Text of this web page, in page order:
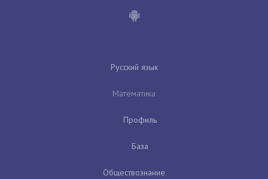
Русский язык
Математика
Профиль
База
Обществознание